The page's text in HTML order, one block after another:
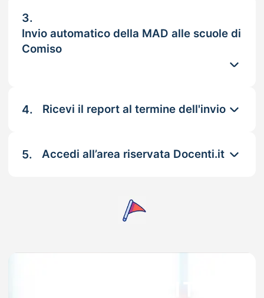
3.
Invio automatico della MAD alle scuole di
Comiso
4. Ricevi il report al termine dell'invio
5. Accedi all’area riservata Docenti.it